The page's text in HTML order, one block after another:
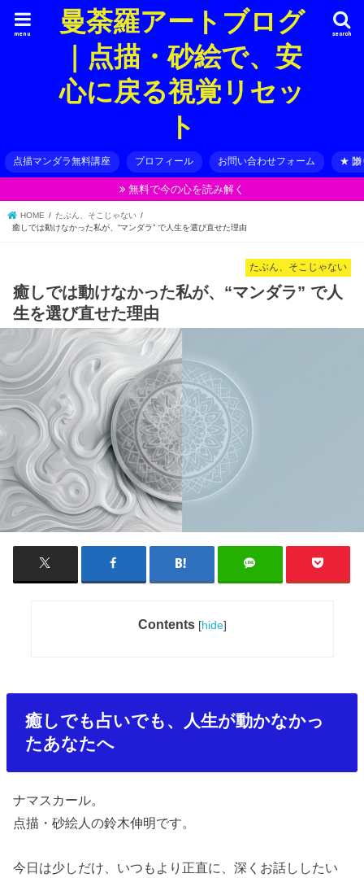
曼荼羅アートブログ
｜点描・砂絵で、安
心に戻る視覚リセッ
ト
search
menu
点描マンダラ無料講座 プロフィール お問い合わせフォーム ★ 贈
無料で今の心を読み解く
HOME
たぶん、そこじゃない
癒しでは動けなかった私が、“マンダラ” で人生を選び直せた理由
たぶん、そこじゃない
癒しでは動けなかった私が、“マンダラ” で人
生を選び直せた理由
Contents [hide]
癒しでも占いでも、人生が動かなかっ
たあなたへ
ナマスカール。
点描・砂絵人の鈴木伸明です。
今日は少しだけ、いつもより正直に、深くお話ししたい